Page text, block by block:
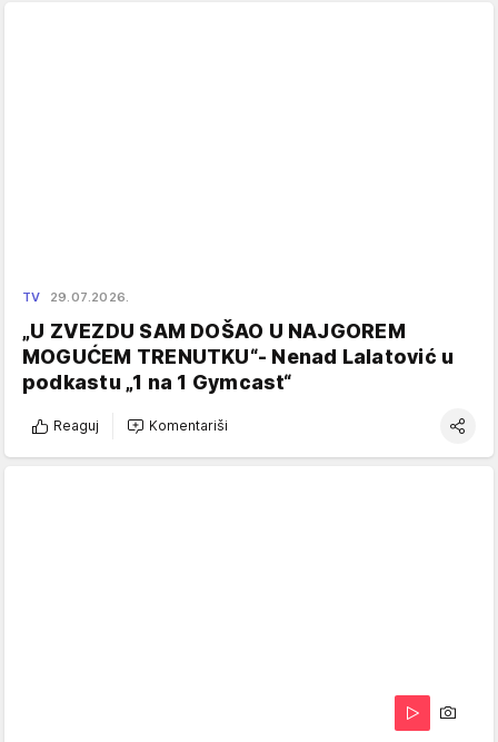
TV 29.07.2026.
„U ZVEZDU SAM DOŠAO U NAJGOREM
MOGUĆEM TRENUTKU“- Nenad Lalatović u
podkastu „1 na 1 Gymcast“
Reaguj Komentariši